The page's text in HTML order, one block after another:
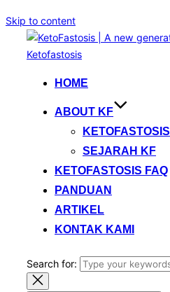
Skip to content
HOME
ABOUT KF
KETOFASTOSIS
SEJARAH KF
KETOFASTOSIS FAQ
PANDUAN
ARTIKEL
KONTAK KAMI
Search for: